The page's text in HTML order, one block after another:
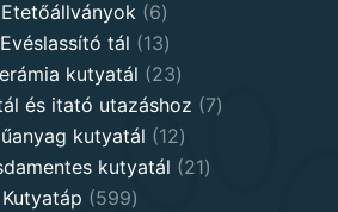
products
Etetőállványok 66
products
Evéslassító tál 1313
products
kutyatál 2323
products
és itató utazáshoz 77
kutyatál 1212
products
kutyatál 2121
Kutyatáp 599599